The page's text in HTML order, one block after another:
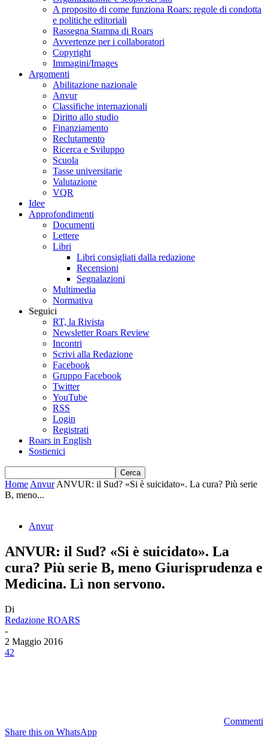
A proposito di come funziona Roars: regole di condotta
e politiche editoriali
Rassegna Stampa di Roars
Avvertenze per i collaboratori
Copyright
Immagini/Images
Argomenti
Abilitazione nazionale
Anvur
Classifiche internazionali
Diritto allo studio
Finanziamento
Reclutamento
Ricerca e Sviluppo
Scuola
Tasse universitarie
Valutazione
VQR
Idee
Approfondimenti
Documenti
Lettere
Libri
Libri consigliati dalla redazione
Recensioni
Segnalazioni
Multimedia
Normativa
Seguici
RT, la Rivista
Newsletter Roars Review
Incontri
Scrivi alla Redazione
Facebook
Gruppo Facebook
Twitter
YouTube
RSS
Login
Registrati
Roars in English
Sostienici
Home Anvur ANVUR: il Sud? «Si è suicidato». La cura? Più serie
B, meno...
Anvur
ANVUR: il Sud? «Si è suicidato». La
cura? Più serie B, meno Giurisprudenza e
Medicina. Lì non servono.
Di
Redazione ROARS
-
2 Maggio 2016
42
Commenti
Share this on WhatsApp